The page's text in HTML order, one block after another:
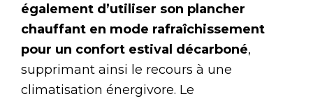
également d’utiliser son plancher
chauffant en mode rafraîchissement
pour un confort estival décarboné,
supprimant ainsi le recours à une
climatisation énergivore. Le